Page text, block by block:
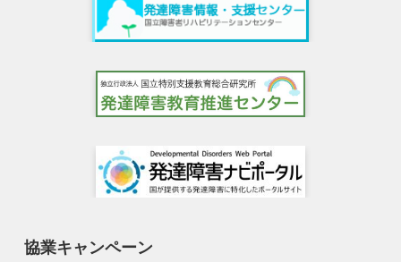
協業キャンペーン